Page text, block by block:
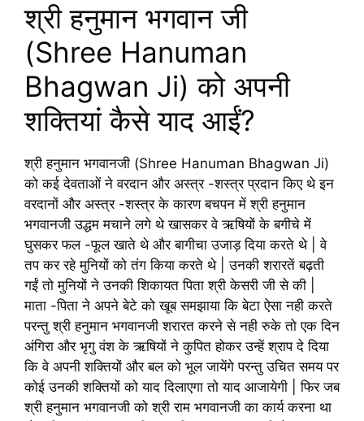
श्री हनुमान भगवान जी
(Shree Hanuman
Bhagwan Ji) को अपनी
शक्तियां कैसे याद आईं?
श्री हनुमान भगवानजी (Shree Hanuman Bhagwan Ji)
को कई देवताओं ने वरदान और अस्त्र -शस्त्र प्रदान किए थे इन
वरदानों और अस्त्र -शस्त्र के कारण बचपन में श्री हनुमान
भगवानजी उद्धम मचाने लगे थे खासकर वे ऋषियों के बगीचे में
घुसकर फल -फूल खाते थे और बागीचा उजाड़ दिया करते थे | वे
तप कर रहे मुनियों को तंग किया करते थे | उनकी शरारतें बढ़ती
गईं तो मुनियों ने उनकी शिकायत पिता श्री केसरी जी से की |
माता -पिता ने अपने बेटे को खूब समझाया कि बेटा ऐसा नही करते
परन्तु श्री हनुमान भगवानजी शरारत करने से नही रुके तो एक दिन
अंगिरा और भृगु वंश के ऋषियों ने कुपित होकर उन्हें श्राप दे दिया
कि वे अपनी शक्तियों और बल को भूल जायेंगे परन्तु उचित समय पर
कोई उनकी शक्तियों को याद दिलाएगा तो याद आजायेगी | फिर जब
श्री हनुमान भगवानजी को श्री राम भगवानजी का कार्य करना था